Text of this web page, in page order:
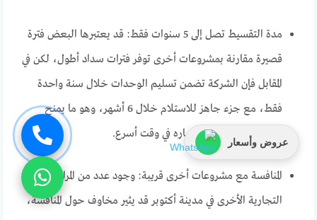
مدة التقسيط تصل إلى 5 سنوات فقط: قد يعتبرها البعض فترة
قصيرة مقارنة بمشروعات أخرى توفر فترات سداد أطول، لكن في
المقابل فإن الشركة تضمن تسليم الوحدات خلال سنة واحدة
فقط، مع جزء جاهز للاستلام خلال 6 أشهر، وهو ما يمنح
المستثمر ميزة بدء استثماره في وقت أسرع.
المنافسة مع مشروعات أخرى قريبة: وجود عدد من المراكز
التجارية الأخرى في مدينة أكتوبر قد يثير مخاوف حول المنافسة،
عروض وأسعار